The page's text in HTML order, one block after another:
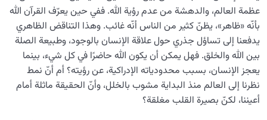
لماذا لا يصل الكثيرون إلى درك حضور الله رغم أنه ظاهر؟
طبيعة علاقة الإنسان بالملائكة و حقيقة وجودهم
حقيقة العلاقة بين الإنسان والله، وسبب اهمية هذه العلاقة
في حياة البشر
نظرة مغايرة إلى قانون القصور الذاتي ودور الملائكة في حيوية
عظمة العالم، والدهشة من عدم رؤية الله. ففي حين يعرّف القرآن الله
بأنّه «ظاهر»، يظنّ كثير من الناس أنّه غائب. وهذا التناقض الظاهري
يدفعنا إلى تساؤل جذري حول علاقة الإنسان بالوجود، وطبيعة الصلة
بين الله والخلق. فهل يمكن أن يكون الله حاضرًا في كل شيء، بينما
يعجز الإنسان، بسبب محدودياته الإدراكية، عن رؤيته؟ أم أنّ نمط
نظرنا إلى العالم منذ البداية مشوب بالخلل، وأنّ الحقيقة ماثلة أمام
أعيننا، لكنّ بصيرة القلب مغلقة؟